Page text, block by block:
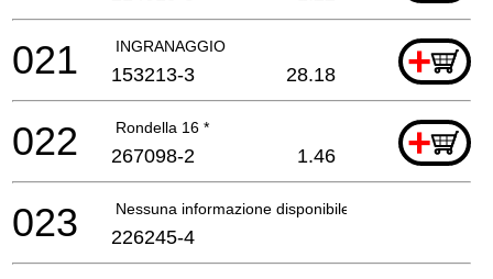
INGRANAGGIO +
021 153213-3 28.18
Rondella 16 * +
022 267098-2 1.46
Nessuna informazione disponibile, non ordinabile
023 226245-4